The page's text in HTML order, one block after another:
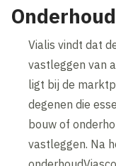
Vialis vindt dat
vastleggen van
ligt bij de
degenen die
bouw of
vastleggen. Na